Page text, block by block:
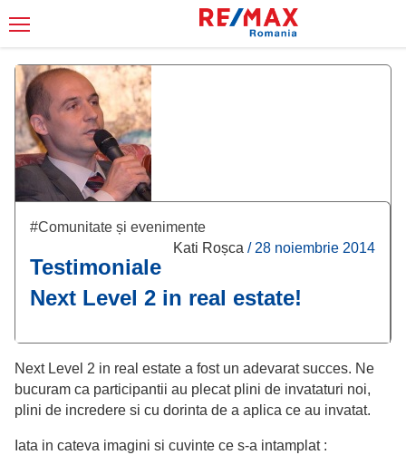
#Comunitate și evenimente
Kati Roșca / 28 noiembrie 2014
Testimoniale
Next Level 2 in real estate!
Next Level 2 in real estate a fost un adevarat succes. Ne
bucuram ca participantii au plecat plini de invataturi noi,
plini de incredere si cu dorinta de a aplica ce au invatat.
Iata in cateva imagini si cuvinte ce s-a intamplat :